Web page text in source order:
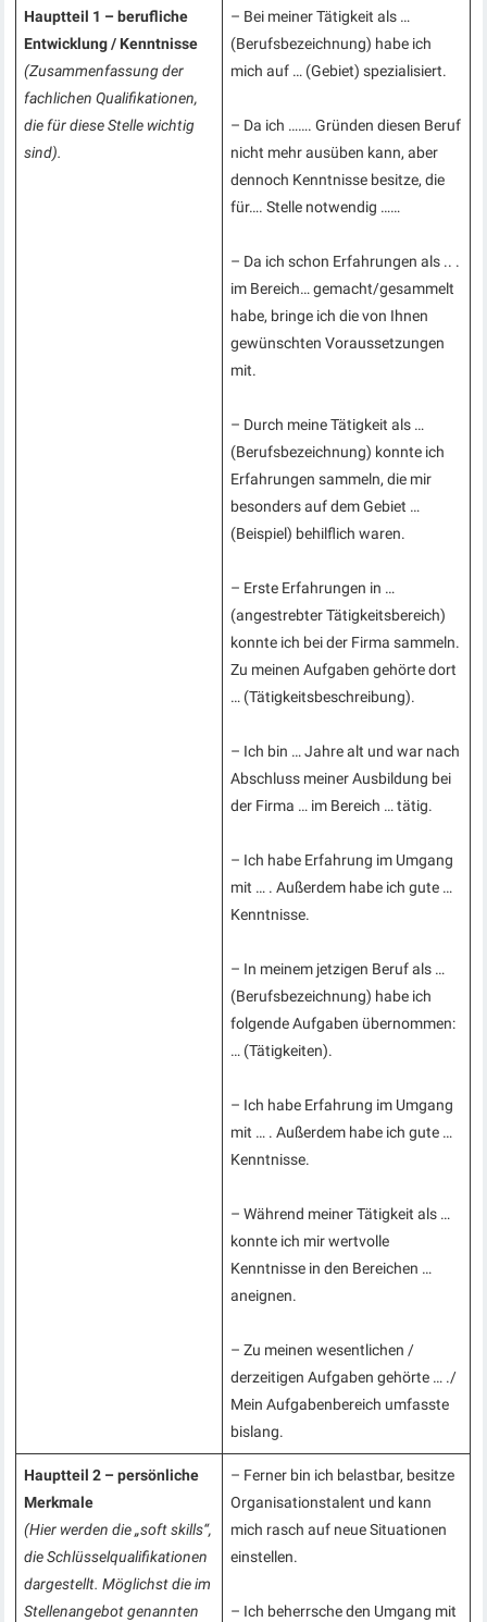
Hauptteil 1 – berufliche
Entwicklung / Kenntnisse
(Zusammenfassung der
fachlichen Qualifikationen,
die für diese Stelle wichtig
sind).
– Bei meiner Tätigkeit als …
(Berufsbezeichnung) habe ich
mich auf … (Gebiet) spezialisiert.
– Da ich ……. Gründen diesen Beruf
nicht mehr ausüben kann, aber
dennoch Kenntnisse besitze, die
für…. Stelle notwendig ……
– Da ich schon Erfahrungen als .. .
im Bereich… gemacht/gesammelt
habe, bringe ich die von Ihnen
gewünschten Voraussetzungen
mit.
– Durch meine Tätigkeit als …
(Berufsbezeichnung) konnte ich
Erfahrungen sammeln, die mir
besonders auf dem Gebiet …
(Beispiel) behilflich waren.
– Erste Erfahrungen in …
(angestrebter Tätigkeitsbereich)
konnte ich bei der Firma sammeln.
Zu meinen Aufgaben gehörte dort
… (Tätigkeitsbeschreibung).
– Ich bin … Jahre alt und war nach
Abschluss meiner Ausbildung bei
der Firma … im Bereich … tätig.
– Ich habe Erfahrung im Umgang
mit … . Außerdem habe ich gute …
Kenntnisse.
– In meinem jetzigen Beruf als …
(Berufsbezeichnung) habe ich
folgende Aufgaben übernommen:
… (Tätigkeiten).
– Ich habe Erfahrung im Umgang
mit … . Außerdem habe ich gute …
Kenntnisse.
– Während meiner Tätigkeit als …
konnte ich mir wertvolle
Kenntnisse in den Bereichen …
aneignen.
– Zu meinen wesentlichen /
derzeitigen Aufgaben gehörte … ./
Mein Aufgabenbereich umfasste
bislang.
Hauptteil 2 – persönliche
Merkmale
(Hier werden die „soft skills“,
die Schlüsselqualifikationen
dargestellt. Möglichst die im
Stellenangebot genannten
– Ferner bin ich belastbar, besitze
Organisationstalent und kann
mich rasch auf neue Situationen
einstellen.
– Ich beherrsche den Umgang mit